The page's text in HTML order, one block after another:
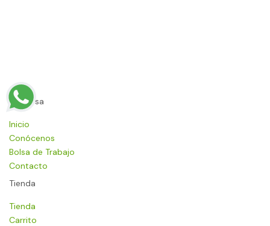
Empresa
Inicio
Conócenos
Bolsa de Trabajo
Contacto
Tienda
Tienda
Carrito